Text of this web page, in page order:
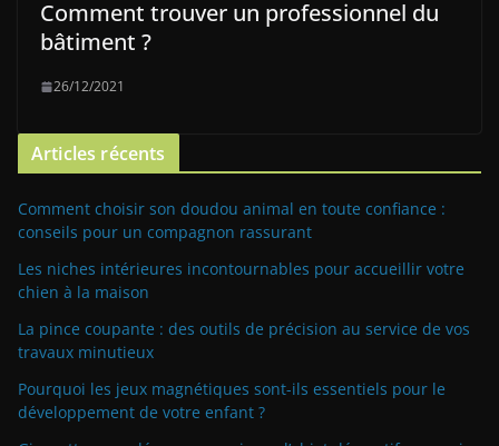
Comment trouver un professionnel du
bâtiment ?
26/12/2021
Articles récents
Comment choisir son doudou animal en toute confiance :
conseils pour un compagnon rassurant
Les niches intérieures incontournables pour accueillir votre
chien à la maison
La pince coupante : des outils de précision au service de vos
travaux minutieux
Pourquoi les jeux magnétiques sont-ils essentiels pour le
développement de votre enfant ?